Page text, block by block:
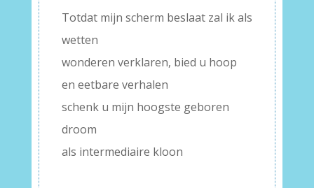
Totdat mijn scherm beslaat zal ik als
wetten
wonderen verklaren, bied u hoop
en eetbare verhalen
schenk u mijn hoogste geboren
droom
als intermediaire kloon